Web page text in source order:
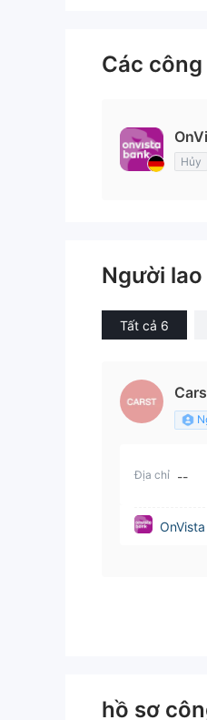
Các
Hủy
Người
Tất cả 6
Địa chỉ --
hồ sơ